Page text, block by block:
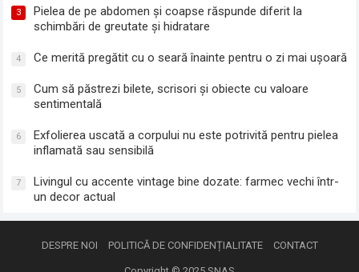
3
Pielea de pe abdomen și coapse răspunde diferit la
schimbări de greutate și hidratare
4 Ce merită pregătit cu o seară înainte pentru o zi mai ușoară
5
Cum să păstrezi bilete, scrisori și obiecte cu valoare
sentimentală
6
Exfolierea uscată a corpului nu este potrivită pentru pielea
inflamată sau sensibilă
7
Livingul cu accente vintage bine dozate: farmec vechi într-
un decor actual
DESPRE NOI POLITICĂ DE CONFIDENȚIALITATE CONTACT